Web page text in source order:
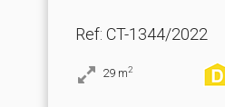
Ref: CT-1344/2022
29 m2